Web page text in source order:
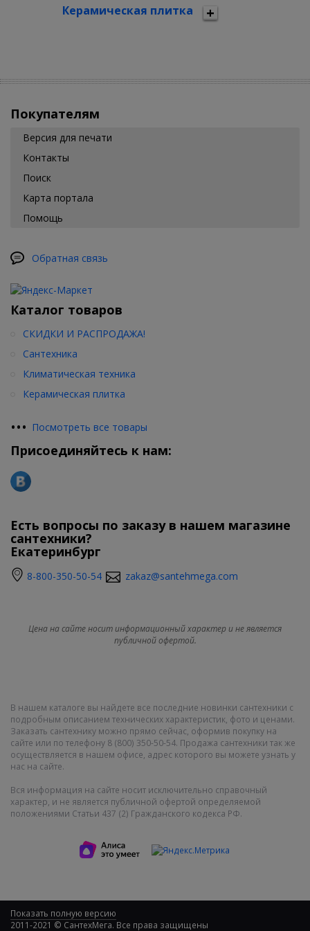
Керамическая плитка
Покупателям
Версия для печати
Контакты
Поиск
Карта портала
Помощь
Обратная связь
Каталог товаров
СКИДКИ И РАСПРОДАЖА!
Сантехника
Климатическая техника
Керамическая плитка
••• Посмотреть все товары
Присоединяйтесь к нам:
Есть вопросы по заказу в нашем магазине
сантехники?
Екатеринбург
8-800-350-50-54 zakaz@santehmega.com
Цена на сайте носит информационный характер и не является
публичной офертой.
В нашем каталоге вы найдете все последние новинки сантехники с
подробным описанием технических характеристик, фото и ценами.
Заказать сантехнику можно прямо сейчас, оформив покупку на
сайте или по телефону 8 (800) 350-50-54. Продажа сантехники так же
осуществляется в нашем офисе, адрес которого вы можете узнать у
нас на сайте.
Вся информация на сайте носит исключительно справочный
характер, и не является публичной офертой определяемой
положениями Статьи 437 (2) Гражданского кодекса РФ.
Показать полную версию
2011-2021 © СантехМега. Все права защищены